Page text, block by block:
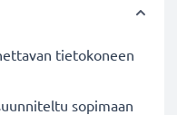
tietokoneen
sopimaan